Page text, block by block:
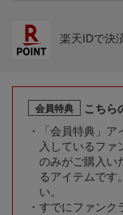
楽天IDで決
会員特典
こちら
「会員特典」
入しているファ
のみがご購入い
るアイテムです
い。
すでにファンク